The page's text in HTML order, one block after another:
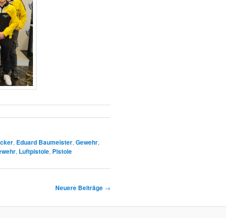
, Eduard Baumeister, Gewehr,
, Luftpistole, Pistole
Neuere Beiträge →